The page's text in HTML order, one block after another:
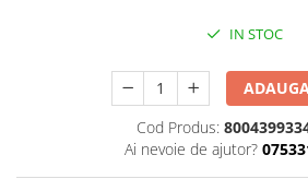
IN STOC
Cod Produs:
Ai nevoie de ajutor?